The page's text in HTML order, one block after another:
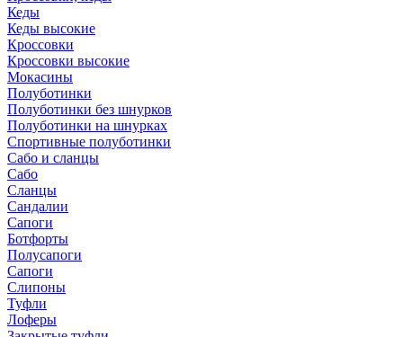
Кеды
Кеды высокие
Кроссовки
Кроссовки высокие
Мокасины
Полуботинки
Полуботинки без шнурков
Полуботинки на шнурках
Спортивные полуботинки
Сабо и сланцы
Сабо
Сланцы
Сандалии
Сапоги
Ботфорты
Полусапоги
Сапоги
Слипоны
Туфли
Лоферы